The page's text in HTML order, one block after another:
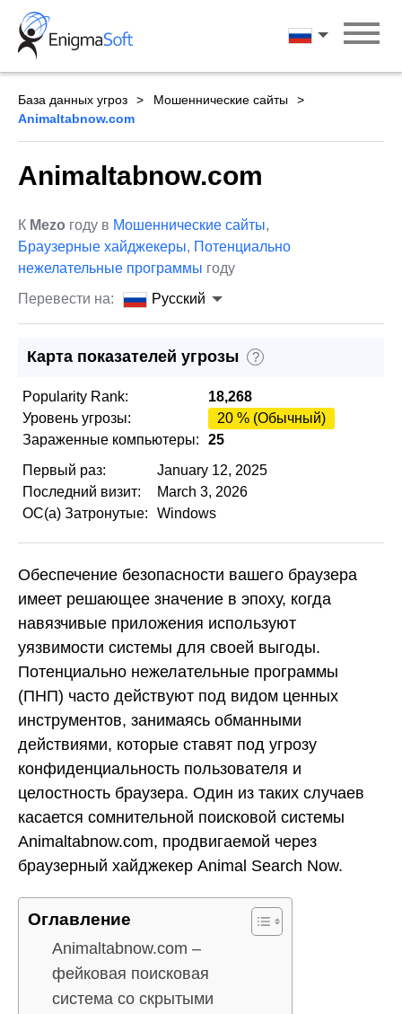
Skip
content
Русский
База данных угроз
Мошеннические сайты
Animaltabnow.com
Animaltabnow.com
К Mezo году в Мошеннические сайты,
Браузерные хайджекеры, Потенциально
нежелательные программы году
Перевести на:
Русский
Карта показателей угрозы ?
Popularity Rank:
18,268
Уровень угрозы:
20 % (Обычный)
Зараженные компьютеры:
25
Первый раз:
January 12, 2025
Последний визит:
March 3, 2026
ОС(а) Затронутые:
Windows
Обеспечение безопасности вашего браузера
имеет решающее значение в эпоху, когда
навязчивые приложения используют
уязвимости системы для своей выгоды.
Потенциально нежелательные программы
(ПНП) часто действуют под видом ценных
инструментов, занимаясь обманными
действиями, которые ставят под угрозу
конфиденциальность пользователя и
целостность браузера. Один из таких случаев
касается сомнительной поисковой системы
Animaltabnow.com, продвигаемой через
браузерный хайджекер Animal Search Now.
Оглавление
Animaltabnow.com –
фейковая поисковая
система со скрытыми